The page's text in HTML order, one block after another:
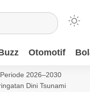
Otomotif
2026–2030
Dini Tsunami